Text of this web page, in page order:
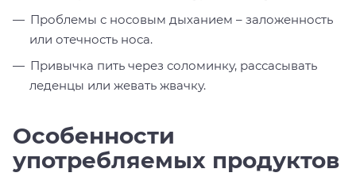
Проблемы с носовым дыханием – заложенность
или отечность носа.
Привычка пить через соломинку, рассасывать
леденцы или жевать жвачку.
Особенности
употребляемых продуктов